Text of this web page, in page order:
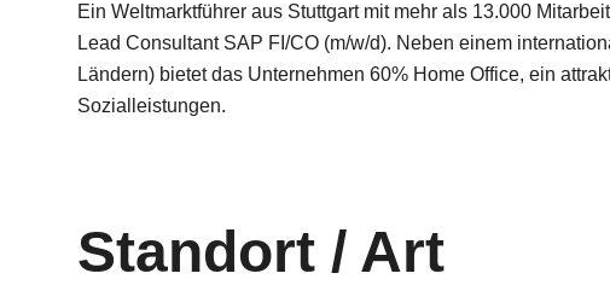
Ein Weltmarktführer aus Stuttgart mit mehr als 13.000
Lead Consultant SAP FI/CO (m/w/d). Neben einem
Ländern) bietet das Unternehmen 60% Home Office, ein
Sozialleistungen.
Standort / Art